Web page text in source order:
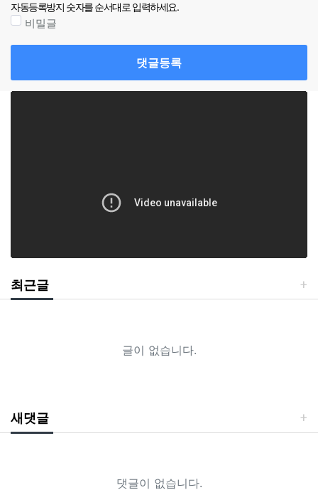
자동등록방지 숫자를 순서대로 입력하세요.
비밀글
댓글등록
최근글
글이 없습니다.
새댓글
댓글이 없습니다.